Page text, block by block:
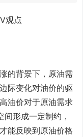
观点
的背景下，原油需
际变化对油价的驱
油价对于原油需求
间形成一定制约，
能反映到原油价格